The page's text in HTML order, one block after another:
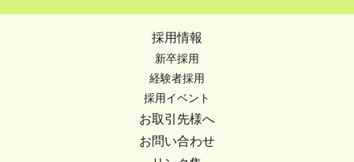
採用情報
新卒採用
経験者採用
採用イベント
お取引先様へ
お問い合わせ